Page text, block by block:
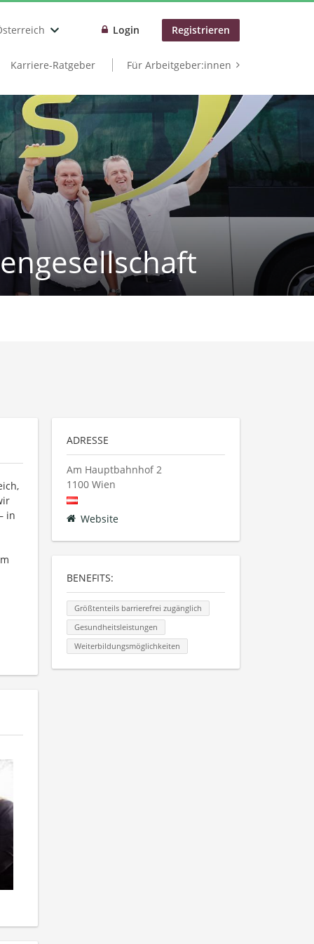
Login Registrieren
Karriere-Ratgeber Für Arbeitgeber:innen
in
ADRESSE
Am Hauptbahnhof 2
1100 Wien
Website
BENEFITS:
Größtenteils barrierefrei zugänglich
Gesundheitsleistungen
Weiterbildungsmöglichkeiten